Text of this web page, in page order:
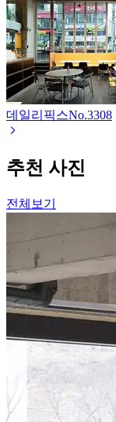
데일리픽스No.3308
추천 사진
전체보기